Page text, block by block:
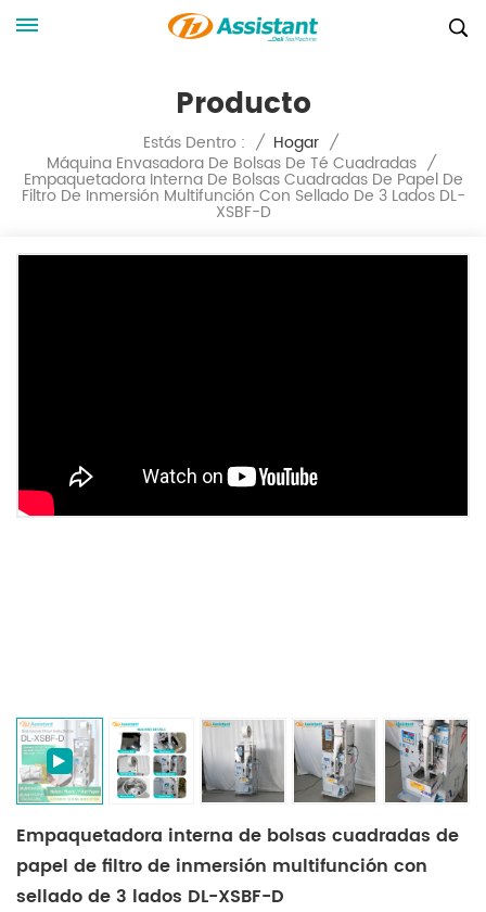
Producto
Estás Dentro : / Hogar /
Máquina Envasadora De Bolsas De Té Cuadradas /
Empaquetadora Interna De Bolsas Cuadradas De Papel De
Filtro De Inmersión Multifunción Con Sellado De 3 Lados DL-
XSBF-D
Empaquetadora interna de bolsas cuadradas de
papel de filtro de inmersión multifunción con
sellado de 3 lados DL-XSBF-D